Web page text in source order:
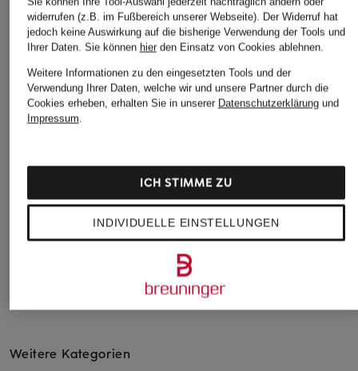
AUTRY
Sneaker MEDALIST
LOW HJ
AUTRY
Sneaker WINDSCAPE
LOW UK
AUTRY
Sneaker
LOW UK
Weitere Kategorien
widerrufen (z.B. im Fußbereich unserer Webseite). Der Widerruf hat
jedoch keine Auswirkung auf die bisherige Verwendung der Tools und
Ihrer Daten. Sie können hierden Einsatz von Cookies ablehnen.
Weitere Informationen zu den eingesetzten Tools und der
Verwendung Ihrer Daten, welche wir und unsere Partner durch die
Cookies erheben, erhalten Sie in unserer Datenschutzerklärungund
Impressum.
INDIVIDUELLE EINSTELLUNGEN
ICH STIMME ZU